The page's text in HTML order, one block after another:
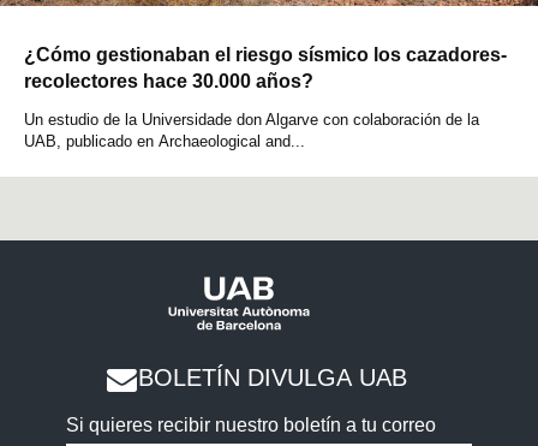
¿Cómo gestionaban el riesgo sísmico los cazadores-
recolectores hace 30.000 años?
Un estudio de la Universidade don Algarve con colaboración de la
UAB, publicado en Archaeological and...
BOLETÍN DIVULGA UAB
Si quieres recibir nuestro boletín a tu correo